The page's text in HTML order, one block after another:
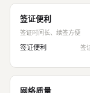
签证便利
签证时间长、续签方便
签证便利 签
网络质量